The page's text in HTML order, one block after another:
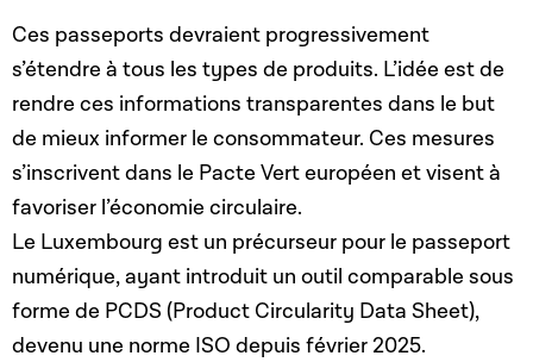
Ces passeports devraient progressivement
s’étendre à tous les types de produits. L’idée est de
rendre ces informations transparentes dans le but
de mieux informer le consommateur. Ces mesures
s’inscrivent dans le Pacte Vert européen et visent à
favoriser l’économie circulaire.
Le Luxembourg est un précurseur pour le passeport
numérique, ayant introduit un outil comparable sous
forme de PCDS (Product Circularity Data Sheet),
devenu une norme ISO depuis février 2025.